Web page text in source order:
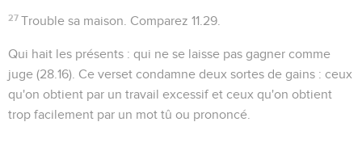
27 Trouble sa maison . Comparez11.29
Qui hait les présents : qui ne se laisse pas gagner comme
juge (28.16). Ce verset condamne deux sortes de gains : ceux
qu'on obtient par un travail excessif et ceux qu'on obtient
trop facilement par un mot tû ou prononcé.